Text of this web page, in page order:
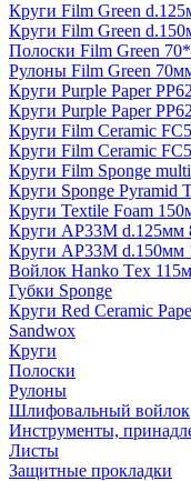
Круги Film Green
Круги Film Green
Полоски Film Green
Рулоны Film Green
Круги Purple Paper
Круги Purple Paper
Круги Film Ceramic
Круги Film Ceramic
Круги Film Sponge
Круги Sponge Pyramid
Круги Textile Foam
Круги AP33M d.125мм
Круги AP33M d.150мм
Войлок Hanko Tех
Губки Sponge
Круги Red Ceramic
Sandwox
Круги
Полоски
Рулоны
Шлифовальный войлок
Инструменты,
Листы
Защитные прокладки